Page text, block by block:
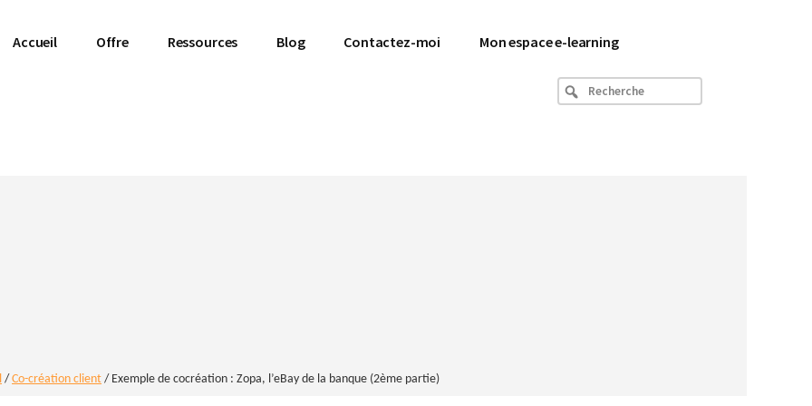
Accueil Offre Ressources Blog Contactez-moi Mon espace e-learning
Recherche
/ Co-création client / Exemple de cocréation : Zopa, l’eBay de la banque (2ème partie)